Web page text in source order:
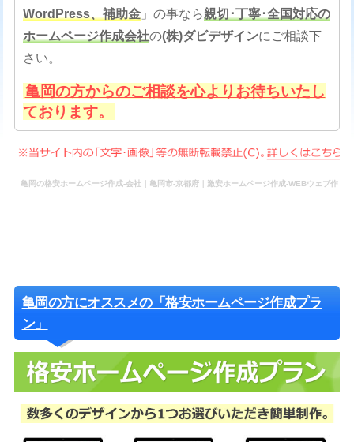
WordPress、補助金」の事なら親切･丁寧･全国対応の
ホームページ作成会社の(株)ダビデザインにご相談下
さい。
亀岡の方からのご相談を心よりお待ちいたし
ております。
亀岡の格安ホームページ作成-会社｜亀岡市-京都府｜激安ホームページ作成-WEBウェブ作
亀岡の方にオススメの「格安ホームページ作成プラ
ン」